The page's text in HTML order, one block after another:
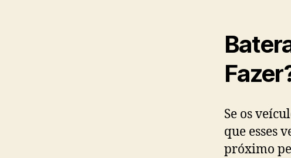
Se os
que esses
próximo